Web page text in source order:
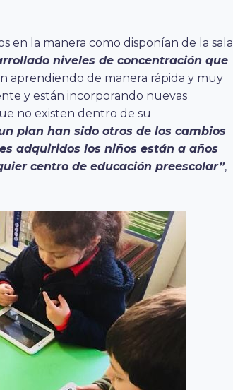
en la manera como disponían de la sala
niveles de concentración que
aprendiendo de manera rápida y muy
y están incorporando nuevas
no existen dentro de su
plan han sido otros de los cambios
adquiridos los niños están a años
centro de educación preescolar”,